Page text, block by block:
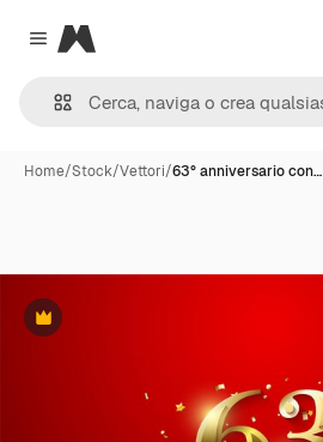
Close menu
Magnific
Home/Stock/Vettori/63° anniversario con…
Premium